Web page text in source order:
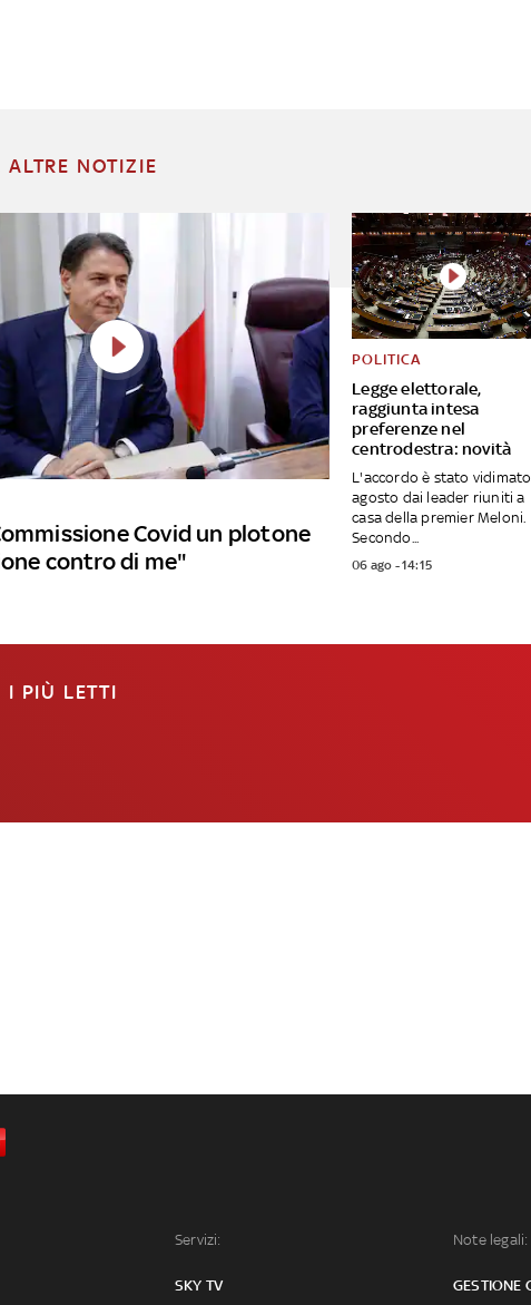
ALTRE NOTIZIE
Covid un plotone
contro di me"
Legge elettorale,
raggiunta intesa
preferenze nel
centrodestra: novità
POLITICA
L'accordo è stato
agosto dai leader riuniti a
casa della premier Meloni.
Secondo...
06 ago - 14:15
I PIÙ LETTI
Servizi:
SKY TV
Note legali:
GESTIONE